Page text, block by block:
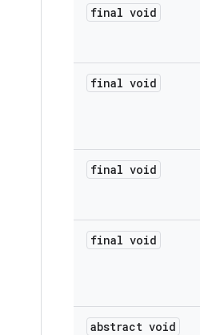
final void
final void
final void
final void
abstract void